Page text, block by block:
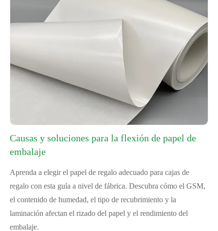
Causas y soluciones para la flexión de papel de
embalaje
Aprenda a elegir el papel de regalo adecuado para cajas de
regalo con esta guía a nivel de fábrica. Descubra cómo el GSM,
el contenido de humedad, el tipo de recubrimiento y la
laminación afectan el rizado del papel y el rendimiento del
embalaje.